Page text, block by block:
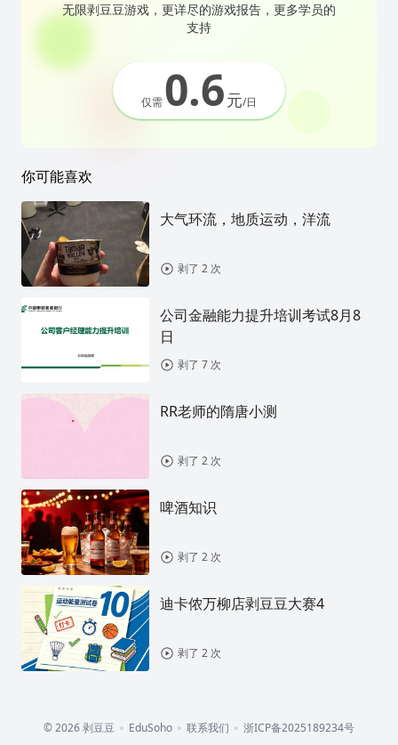
无限剥豆豆游戏，更详尽的游戏报告，更多学员的
支持
仅需0.6元/日
你可能喜欢
大气环流，地质运动，洋流
剥了 2 次
公司金融能力提升培训考试8月8
日
剥了 7 次
RR老师的隋唐小测
剥了 2 次
啤酒知识
剥了 2 次
迪卡侬万柳店剥豆豆大赛4
剥了 2 次
© 2026 剥豆豆 EduSoho 联系我们 浙ICP备2025189234号